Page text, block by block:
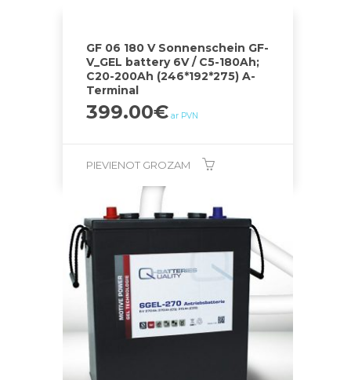
GF 06 180 V Sonnenschein GF-
V_GEL battery 6V / C5-180Ah;
C20-200Ah (246*192*275) A-
Terminal
399.00€ ar PVN
PIEVIENOT GROZAM